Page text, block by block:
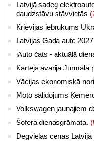
Latvijā sadeg
daudzstāvu stāvvietās
Krievijas iebrukums
Latvijas Gada auto
iAuto čats - aktuālā
Kārtējā avārija Jūrmalā
Vācijas ekonomiskā
Moto salidojums
Volkswagen jaunajiem
Šofera dienasgrāmata.
Degvielas cenas Latvijā